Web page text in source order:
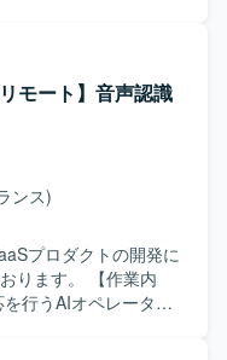
OpenSfMなどのSfM
種クラウドサービス
計、構築、保守運用
既存のレガシーDBか
を用いた関連ア
を考慮した設計・実
がら、自ら課題を把
います。納期や品質
して柔軟に対応でき
グ基盤の構築を通じ
モート】音声認識
ンス)
プロダクトの開発に
【作業内
行うAIオペレーター